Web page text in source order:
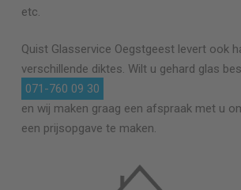
etc.
Quist Glasservice Oegstgeestlevert ook
verschillende diktes. Wilt u gehard glas
071-760 09 30
en wij maken graag een afspraak met u
een prijsopgave te maken.